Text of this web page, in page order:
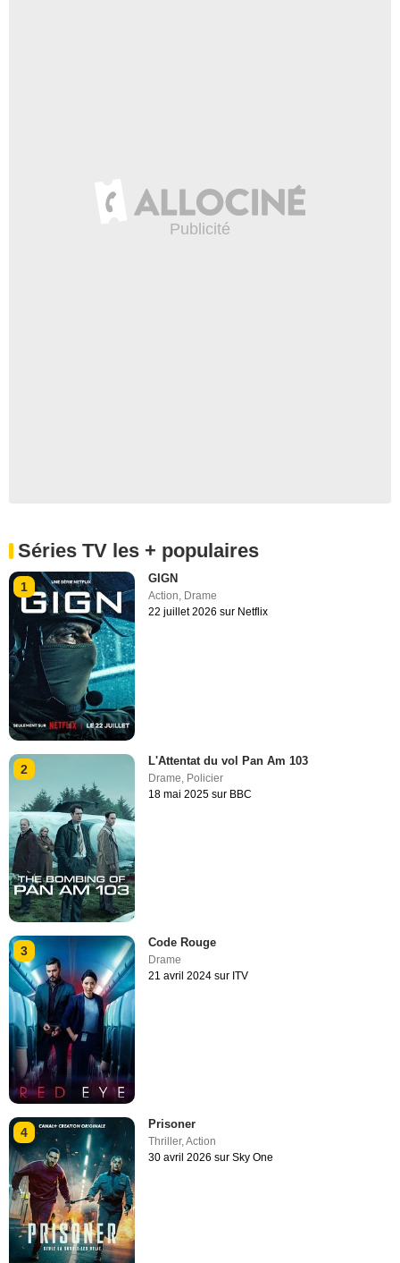
Séries TV les + populaires
1
GIGN
Action, Drame
22 juillet 2026 sur Netflix
2
L'Attentat du vol Pan Am 103
Drame Policier
18 mai 2025 sur BBC
3
Code Rouge
Drame
21 avril 2024 sur ITV
4
Prisoner
Thriller,Action
30 avril 2026 sur Sky One